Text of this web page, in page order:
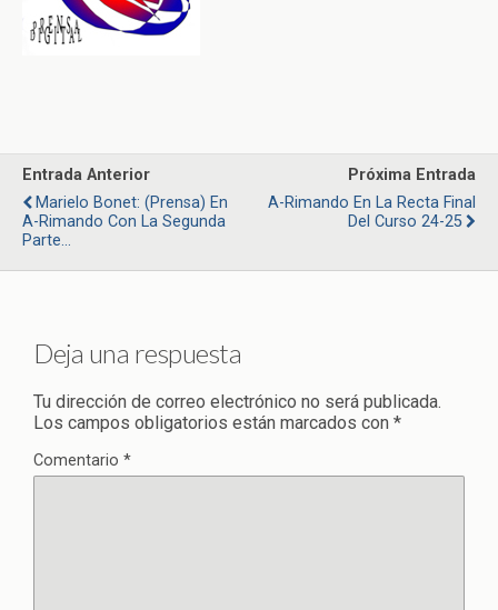
Entrada Anterior
Marielo Bonet: (prensa) En
A-Rimando Con La Segunda
Parte...
Próxima Entrada
A-Rimando En La Recta Final
Del Curso 24-25
Deja una respuesta
Tu dirección de correo electrónico no será publicada.
Los campos obligatorios están marcados con *
Comentario *